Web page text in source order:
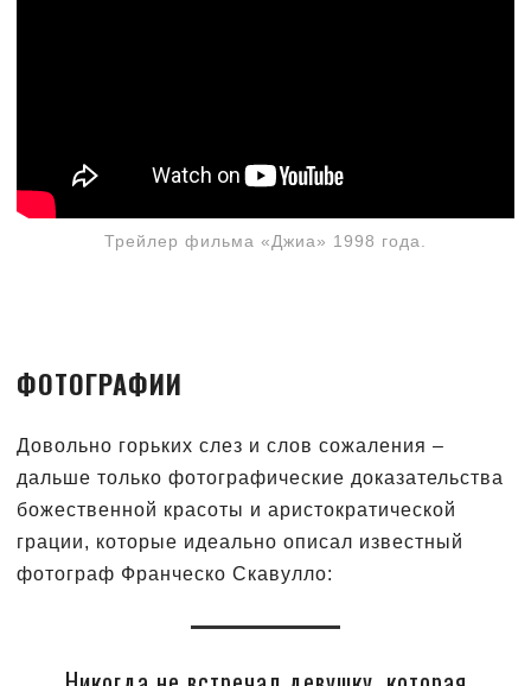
Трейлер фильма «Джиа» 1998 года.
ФОТОГРАФИИ
Довольно горьких слез и слов сожаления –
дальше только фотографические доказательства
божественной красоты и аристократической
грации, которые идеально описал известный
фотограф Франческо Скавулло: